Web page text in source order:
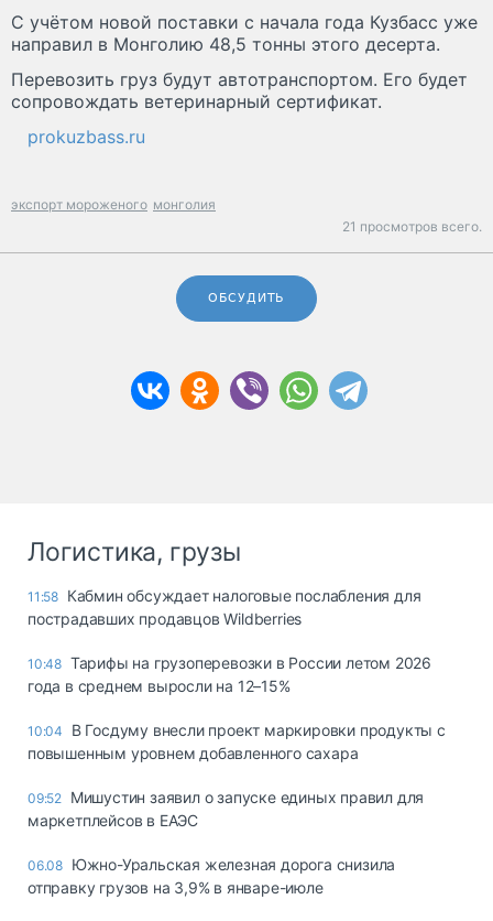
С учётом новой поставки с начала года Кузбасс уже
направил в Монголию 48,5 тонны этого десерта.
Перевозить груз будут автотранспортом. Его будет
сопровождать ветеринарный сертификат.
prokuzbass.ru
экспорт мороженого монголия
21 просмотров всего.
ОБСУДИТЬ
Логистика, грузы
11:58 Кабмин обсуждает налоговые послабления для
пострадавших продавцов Wildberries
10:48 Тарифы на грузоперевозки в России летом 2026
года в среднем выросли на 12–15%
10:04
В Госдуму внесли проект маркировки продукты с
повышенным уровнем добавленного сахара
09:52 Мишустин заявил о запуске единых правил для
маркетплейсов в ЕАЭС
06.08 Южно-Уральская железная дорога снизила
отправку грузов на 3,9% в январе-июле